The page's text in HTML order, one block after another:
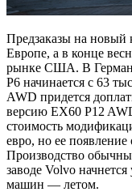
Предзаказы на новый
Европе, а в конце
рынке США. В
P6 начинается с 63
AWD придется
версию EX60 P12
стоимость
евро, но ее
Производство
заводе Volvo
машин — летом.